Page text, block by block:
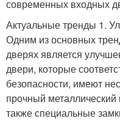
современных входных
Актуальные тренды 1.
Одним из основных
дверях является
двери, которые
безопасности, имеют
прочный металлический
также специальные